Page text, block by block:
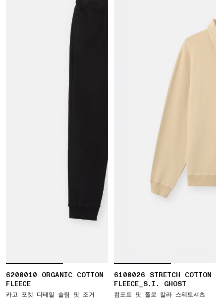
6200010 ORGANIC COTTON
FLEECE
카고 포켓 디테일 슬림 핏 조거
6100026 STRETCH COTTON
FLEECE_S.I. GHOST
컴포트 핏 폴로 칼라 스웨트셔츠